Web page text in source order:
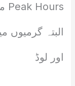
اور لوڈ